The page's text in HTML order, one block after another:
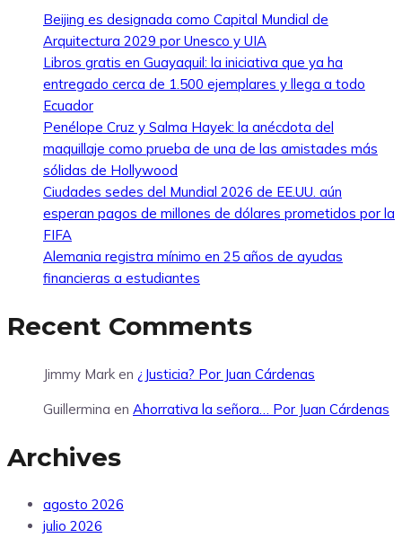
Beijing es designada como Capital Mundial de
Arquitectura 2029 por Unesco y UIA
Libros gratis en Guayaquil: la iniciativa que ya ha
entregado cerca de 1.500 ejemplares y llega a todo
Ecuador
Penélope Cruz y Salma Hayek: la anécdota del
maquillaje como prueba de una de las amistades más
sólidas de Hollywood
Ciudades sedes del Mundial 2026 de EE.UU. aún
esperan pagos de millones de dólares prometidos por la
FIFA
Alemania registra mínimo en 25 años de ayudas
financieras a estudiantes
Recent Comments
Jimmy Mark en ¿Justicia? Por Juan Cárdenas
Guillermina en Ahorrativa la señora… Por Juan Cárdenas
Archives
agosto 2026
julio 2026